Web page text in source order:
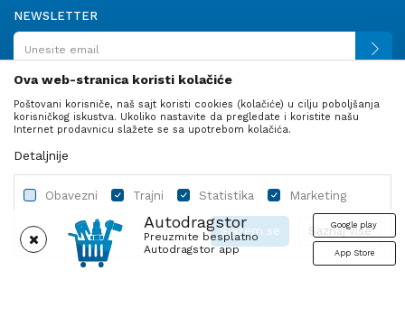
Autodragstor
Preuzmite besplatno
Autodragstor app
Google play
App Store
NEWSLETTER
PRATITE NAS
Autodelovi Ulje i tečnosti
Ova web-stranica koristi kolačiće
Poštovani korisniče, naš sajt koristi cookies (kolačiće) u cilju poboljšanja
korisničkog iskustva. Ukoliko nastavite da pregledate i koristite našu
Internet prodavnicu slažete se sa upotrebom kolačića.
Detaljnije
Obavezni Trajni Statistika Marketing
Saznaj više
Slažem se